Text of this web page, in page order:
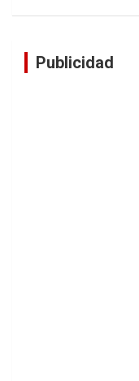
Publicidad